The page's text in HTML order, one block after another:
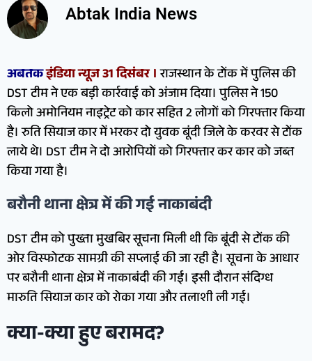
Abtak India News
अबतकइंडिया न्यूज 31 दिसंबर ।राजस्थान के टोंक में पुलिस की
DST टीम ने एक बड़ी कार्रवाई को अंजाम दिया। पुलिस ने 150
किलो अमोनियम नाइट्रेट को कार सहित 2 लोगों को गिरफ्तार किया
है। रुति सियाज कार में भरकर दो युवक बूंदी जिले के करवर से टोंक
लाये थे। DST टीम ने दो आरोपियों को गिरफ्तार कर कार को जब्त
किया गया है।
बरौनी थाना क्षेत्र में की गई नाकाबंदी
DST टीम को पुख्ता मुखबिर सूचना मिली थी कि बूंदी से टोंक की
ओर विस्फोटक सामग्री की सप्लाई की जा रही है। सूचना के आधार
पर बरौनी थाना क्षेत्र में नाकाबंदी की गई। इसी दौरान संदिग्ध
मारुति सियाज कार को रोका गया और तलाशी ली गई।
क्या-क्या हुए बरामद?